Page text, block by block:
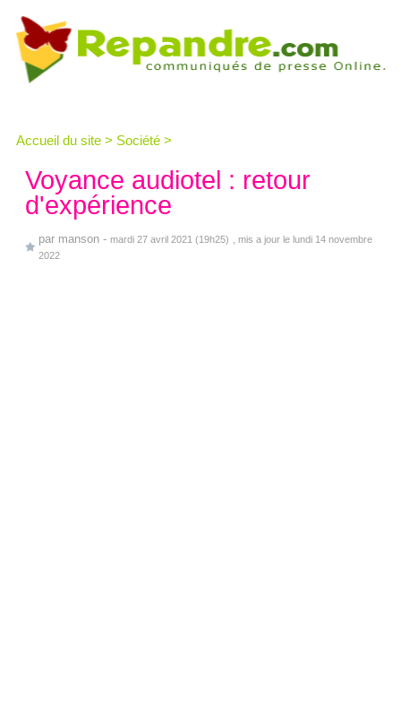
Accueil du site > Société >
Voyance audiotel : retour
d'expérience
par manson - mardi 27 avril 2021 (19h25)
, mis a jour le lundi 14 novembre
2022